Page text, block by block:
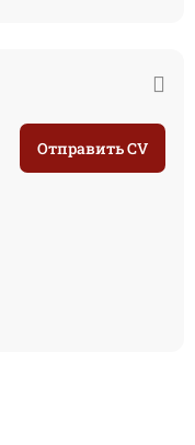
Отправить CV